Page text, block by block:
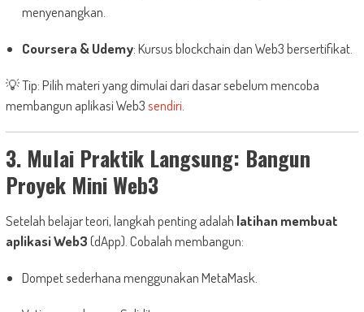
menyenangkan.
Coursera & Udemy: Kursus blockchain dan Web3 bersertifikat.
💡 Tip: Pilih materi yang dimulai dari dasar sebelum mencoba
membangun aplikasi Web3sendiri.
3. Mulai Praktik Langsung: Bangun
Proyek Mini Web3
Setelah belajar teori, langkah penting adalah latihan membuat
aplikasi Web3(dApp). Cobalah membangun:
Dompet sederhana menggunakan MetaMask.